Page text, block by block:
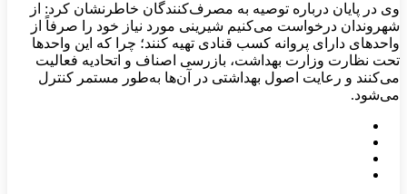
وی در پایان درباره توصیه به مصرف‌کنندگان خاطرنشان کرد: از
شهروندان درخواست می‌کنیم شیرینی مورد نیاز خود را صرفاً از
واحدهای دارای پروانه کسب قنادی تهیه کنند؛ چرا که این واحدها
تحت نظارت وزارت بهداشت، بازرسی اصناف و اتحادیه فعالیت
می‌کنند و رعایت اصول بهداشتی در آن‌ها به‌طور مستمر کنترل
می‌شود.